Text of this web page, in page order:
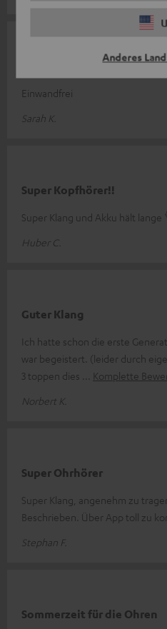
Anderes
Einwandfrei
Sarah K.
Super Kopfhörer!!
Super Klang und Akku hält lange
Huber C.
Guter Klang
Ich hatte schon die erste
war begeistert. (leider durch
3 toppen dies
Komplette
Norbert K.
Super Ohrhörer
Super Klang, angenehm zu
Beschrieben. Über App toll zu
Stephan F.
Sommerzeit für die Ohren